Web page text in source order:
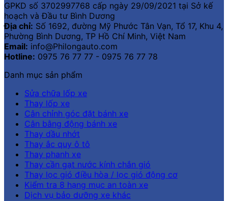
GPKD số 3702997768 cấp ngày 29/09/2021 tại Sở kế
hoạch và Đầu tư Bình Dương
Địa chỉ: Số 1692, đường Mỹ Phước Tân Vạn, Tổ 17, Khu 4,
Phường Bình Dương, TP Hồ Chí Minh, Việt Nam
Email: info@Philongauto.com
Hotline: 0975 76 77 77 - 0975 76 77 78
Danh mục sản phẩm
Sửa chữa lốp xe
Thay lốp xe
Cân chỉnh góc đặt bánh xe
Cân bằng động bánh xe
Thay dầu nhớt
Thay ắc quy ô tô
Thay phanh xe
Thay cần gạt nước kính chắn gió
Thay lọc gió điều hòa / lọc gió động cơ
Kiểm tra 8 hạng mục an toàn xe
Dịch vụ bảo dưỡng xe khác